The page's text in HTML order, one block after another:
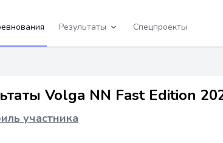
Результаты Спецпроекты
Volga NN Fast Edition
участника